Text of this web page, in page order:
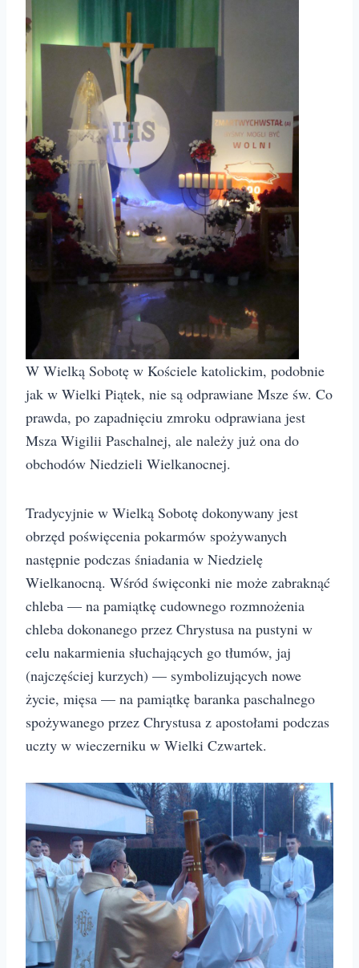
W Wielką Sobotę w Kościele katolickim, podobnie
jak w Wielki Piątek, nie są odprawiane Msze św. Co
prawda, po zapadnięciu zmroku odprawiana jest
Msza Wigilii Paschalnej, ale należy już ona do
obchodów Niedzieli Wielkanocnej.
Tradycyjnie w Wielką Sobotę dokonywany jest
obrzęd poświęcenia pokarmów spożywanych
następnie podczas śniadania w Niedzielę
Wielkanocną. Wśród święconki nie może zabraknąć
chleba — na pamiątkę cudownego rozmnożenia
chleba dokonanego przez Chrystusa na pustyni w
celu nakarmienia słuchających go tłumów, jaj
(najczęściej kurzych) — symbolizujących nowe
życie, mięsa — na pamiątkę baranka paschalnego
spożywanego przez Chrystusa z apostołami podczas
uczty w wieczerniku w Wielki Czwartek.